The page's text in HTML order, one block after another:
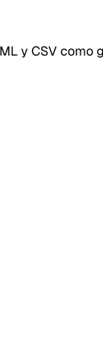
y CSV